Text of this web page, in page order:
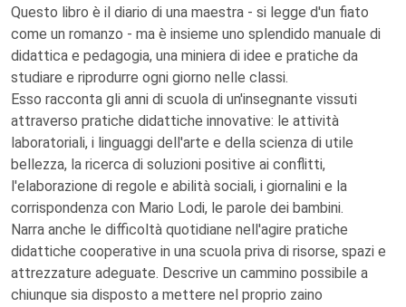
Questo libro è il diario di una maestra - si legge d'un fiato
come un romanzo - ma è insieme uno splendido manuale di
didattica e pedagogia, una miniera di idee e pratiche da
studiare e riprodurre ogni giorno nelle classi.
Esso racconta gli anni di scuola di un'insegnante vissuti
attraverso pratiche didattiche innovative: le attività
laboratoriali, i linguaggi dell'arte e della scienza di utile
bellezza, la ricerca di soluzioni positive ai conflitti,
l'elaborazione di regole e abilità sociali, i giornalini e la
corrispondenza con Mario Lodi, le parole dei bambini.
Narra anche le difficoltà quotidiane nell'agire pratiche
didattiche cooperative in una scuola priva di risorse, spazi e
attrezzature adeguate. Descrive un cammino possibile a
chiunque sia disposto a mettere nel proprio zaino